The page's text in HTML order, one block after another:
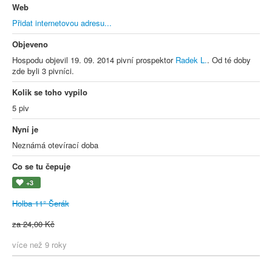
Web
Přidat internetovou adresu...
Objeveno
Hospodu objevil 19. 09. 2014 pivní prospektor Radek L.. Od té doby
zde byli 3 pivníci.
Kolik se toho vypilo
5 piv
Nyní je
Neznámá otevírací doba
Co se tu čepuje
+3
Holba 11° Šerák
za 24,00 Kč
více než 9 roky